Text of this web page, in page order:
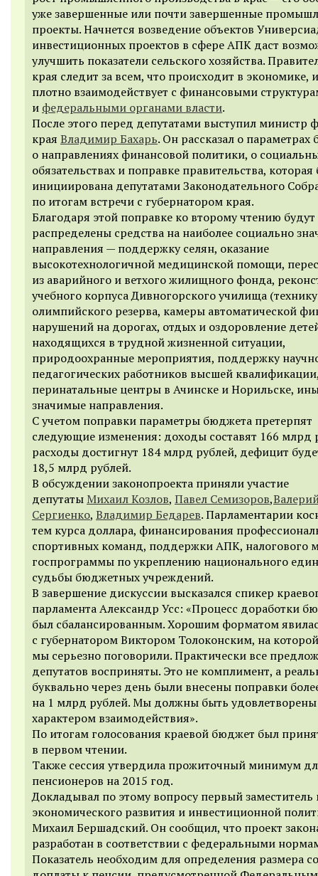
уже завершенные или почти завершенные
проекты. Начнется возведение объектов
инвестиционных проектов в сфере АПК даст
улучшить показатели сельского хозяйства.
края следит за всем, что происходит в экономике,
плотно взаимодействует с финансовыми
и федеральными органами власти.
После этого перед депутатами выступил министр
края Владимир Бахарь. Он рассказал о параметрах
о направлениях финансовой политики, о
обязательствах и поправке правительства,
инициирована депутатами Законодательного
по итогам встречи с губернатором края.
Благодаря этой поправке ко второму чтению будут
распределены средства на наиболее социально
направления — поддержку селян, оказание
высокотехнологичной медицинской помощи,
из аварийного и ветхого жилищного фонда,
учебного корпуса Дивногорского училища
олимпийского резерва, камеры автоматической
нарушений на дорогах, отдых и оздоровление
находящихся в трудной жизненной ситуации,
природоохранные мероприятия, поддержку
педагогических работников высшей
перинатальные центры в Ачинске и Норильске,
значимые направления.
С учетом поправки параметры бюджета претерпят
следующие изменения: доходы составят 166 млрд
расходы достигнут 184 млрд рублей, дефицит
18,5 млрд рублей.
В обсуждении законопроекта приняли участие
депутаты Михаил Козлов, Павел Семизоров,
Сергиенко, Владимир Бедарев. Парламентарии
тем курса доллара, финансирования
спортивных команд, поддержки АПК, налогового
госпрограммы по укреплению национального
судьбы бюджетных учреждений.
В завершение дискуссии высказался спикер
парламента Александр Усс: «Процесс доработки
был сбалансированным. Хорошим форматом
с губернатором Виктором Толоконским, на которой
мы серьезно поговорили. Практически все
депутатов восприняты. Это не комплимент, а
буквально через день были внесены поправки
на 1 млрд рублей. Мы должны быть удовлетворены
характером взаимодействия».
По итогам голосования краевой бюджет был
в первом чтении.
Также сессия утвердила прожиточный минимум
пенсионеров на 2015 год.
Докладывал по этому вопросу первый
экономического развития и инвестиционной
Михаил Бершадский. Он сообщил, что проект
разработан в соответствии с федеральными
Показатель необходим для определения размера